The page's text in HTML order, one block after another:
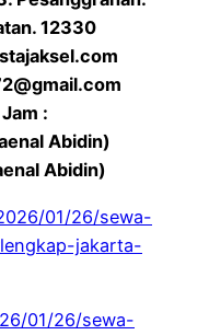
12330
:
Abidin)
Abidin)
01/26/sewa-
jakarta-
01/26/sewa-